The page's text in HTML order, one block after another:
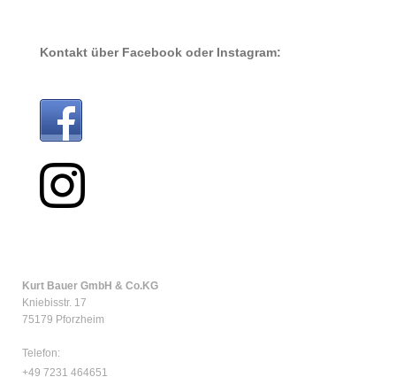
Kontakt über Facebook oder Instagram:
Kurt Bauer GmbH & Co.KG
Kniebisstr. 17
75179 Pforzheim
Telefon:
+49 7231 464651